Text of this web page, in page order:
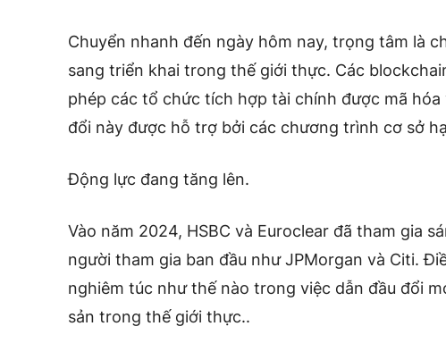
Chuyển nhanh đến ngày hôm nay, trọng tâm là
sang triển khai trong thế giới thực. Các
phép các tổ chức tích hợp tài chính được mã
đổi này được hỗ trợ bởi các chương trình cơ sở
Động lực đang tăng lên.
Vào năm 2024, HSBC và Euroclear đã tham gia
người tham gia ban đầu như JPMorgan và Citi.
nghiêm túc như thế nào trong việc dẫn đầu đổi
sản trong thế giới thực..